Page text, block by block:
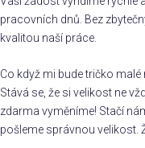
pracovních dnů. Bez
kvalitou naší práce.
Co když mi bude tričko malé
Stává se, že si velikost ne
zdarma vyměníme! Stačí
pošleme správnou velikost.